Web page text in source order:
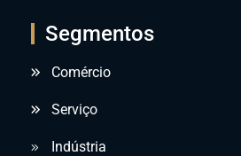
Segmentos
Comércio
Serviço
Indústria